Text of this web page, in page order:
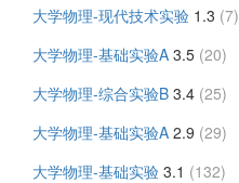
大学物理-现代技术实验 1.3 (7)
大学物理-基础实验A 3.5 (20)
大学物理-综合实验B 3.4 (25)
大学物理-基础实验A 2.9 (29)
大学物理-基础实验 3.1 (132)